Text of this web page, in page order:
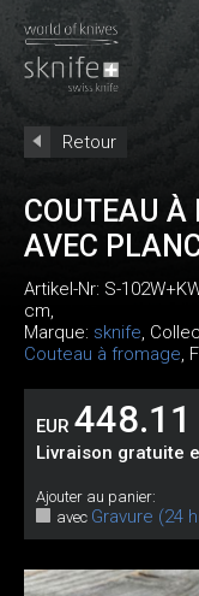
Retour
COUTEAU À
AVEC
Artikel-Nr: S-
cm,
Marque: sknife,
Couteau à fromage,
EUR 448.11
Livraison gratuite
Ajouter au panier:
avec Gravure (24